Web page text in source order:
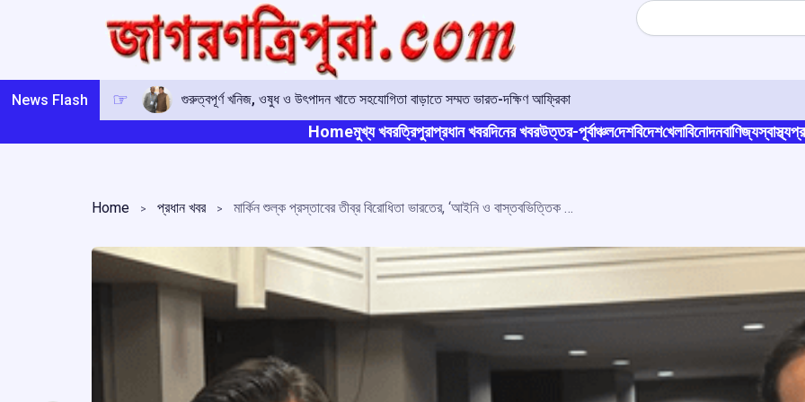
Search
News Flash গুরুত্বপূর্ণ খনিজ, ওষুধ ও উৎপাদন খাতে সহযোগিতা বাড়াতে সম্মত ভারত-দক্ষিণ আফ্রিকা
Homeমুখ্য খবরত্রিপুরাপ্রধান খবরদিনের খবরউত্তর-পূর্বাঞ্চলদেশবিদেশখেলাবিনোদনবাণিজ্যস্বাস্থ্য
Home প্রধান খবর